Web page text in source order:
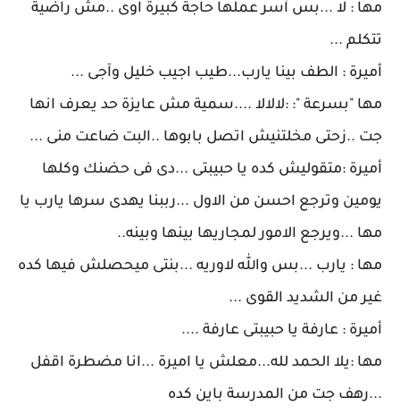
مها : لا ...بس آسر عملها حاجة كبيرة اوى ..مش راضية
تتكلم ...
أميرة : الطف بينا يارب...طيب اجيب خليل وآجى ...
مها "بسرعة ": :لالالا ....سمية مش عايزة حد يعرف انها
جت ..زحتى مخلتنيش اتصل بابوها ..البت ضاعت منى ...
أميرة :متقوليش كده يا حبيبتى ...دى فى حضنك وكلها
يومين وترجع احسن من الاول ...رببنا يهدى سرها يارب يا
مها ...ويرجع الامور لمجاريها بينها وبينه..
مها : يارب ...بس والله لاوريه ...بنتى ميحصلش فيها كده
غير من الشديد القوى ...
أميرة : عارفة يا حبيبتى عارفة ....
مها :يلا الحمد لله...معلش يا اميرة ...انا مضطرة اقفل
...رهف جت من المدرسة باين كده